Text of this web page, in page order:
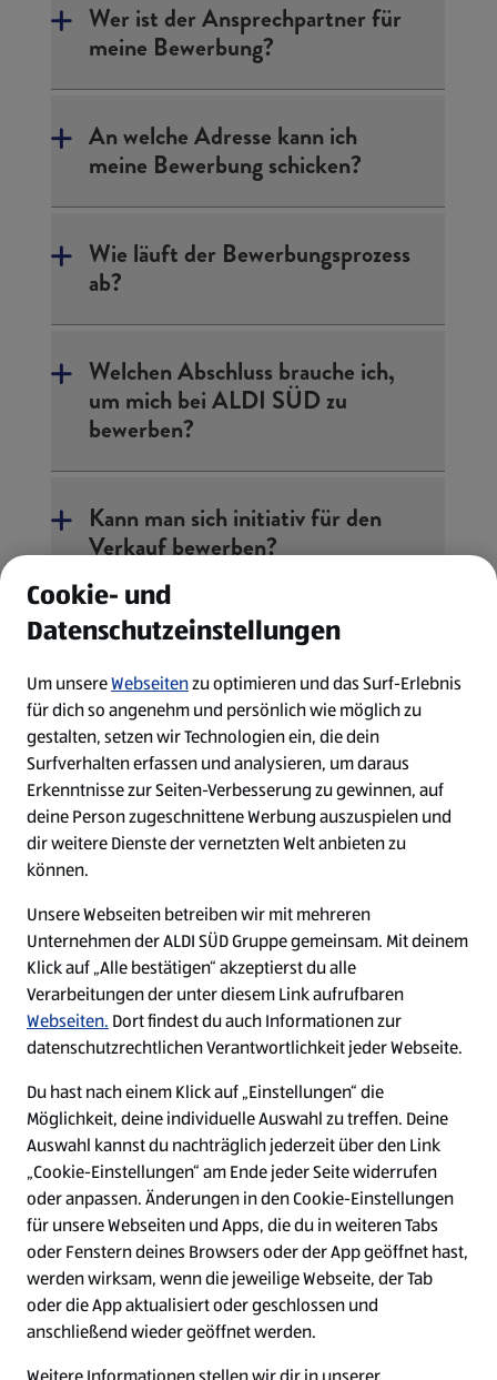
Wer ist der Ansprechpartner für
meine Bewerbung?
An welche Adresse kann ich
meine Bewerbung schicken?
Wie läuft der Bewerbungsprozess
ab?
Welchen Abschluss brauche ich,
um mich bei ALDI SÜD zu
bewerben?
Kann man sich initiativ für den
Verkauf bewerben?
Kann ich mich als
Ist meine Bewerbung
angekommen?
meiner Bewerbung?
Das Video-Interview funktioniert
bei mir nicht. Was mache ich nun?
Werden meine Fahrtkosten zu
meinem Vorstellungsgespräch von
ALDI SÜD übernommen?
Arbeiten in der Filiale
Jobs im Lager
Cookie- und
Datenschutzeinstellungen
Um unsereWebseitenzu optimieren und das Surf-Erlebnis
für dich so angenehm und persönlich wie möglich zu
gestalten, setzen wir Technologien ein, die dein
Surfverhalten erfassen und analysieren, um daraus
Erkenntnisse zur Seiten-Verbesserung zu gewinnen, auf
deine Person zugeschnittene Werbung auszuspielen und
dir weitere Dienste der vernetzten Welt anbieten zu
können.
Unsere Webseiten betreiben wir mit mehreren
Unternehmen der ALDI SÜD Gruppe gemeinsam. Mit deinem
Klick auf „Alle bestätigen“ akzeptierst du alle
Verarbeitungen der unter diesem Link aufrufbaren
Webseiten. Dort findest du auch Informationen zur
datenschutzrechtlichen Verantwortlichkeit jeder Webseite.
Du hast nach einem Klick auf „Einstellungen“ die
Möglichkeit, deine individuelle Auswahl zu treffen. Deine
Auswahl kannst du nachträglich jederzeit über den Link
„Cookie-Einstellungen“ am Ende jeder Seite widerrufen
oder anpassen. Änderungen in den Cookie-Einstellungen
für unsere Webseiten und Apps, die du in weiteren Tabs
oder Fenstern deines Browsers oder der App geöffnet hast,
werden wirksam, wenn die jeweilige Webseite, der Tab
oder die App aktualisiert oder geschlossen und
anschließend wieder geöffnet werden.